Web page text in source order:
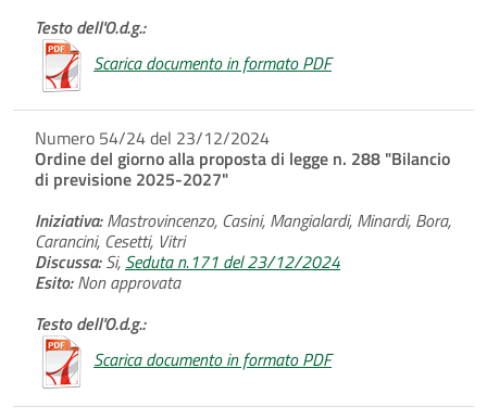
Testo dell'O.d.g.:
Scarica documento in formato PDF
Numero 54/24 del 23/12/2024
Ordine del giorno alla proposta di legge n. 288 "Bilancio
di previsione 2025-2027"
Iniziativa:Mastrovincenzo, Casini, Mangialardi, Minardi, Bora,
Carancini, Cesetti, Vitri
Discussa:Si, Seduta n.171 del 23/12/2024
Esito:Non approvata
Testo dell'O.d.g.:
Scarica documento in formato PDF